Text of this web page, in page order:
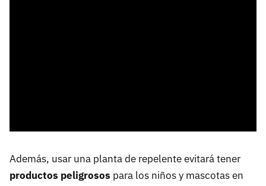
Además, usar una planta de repelente evitará tener
productos peligrosos para los niños y mascotas en